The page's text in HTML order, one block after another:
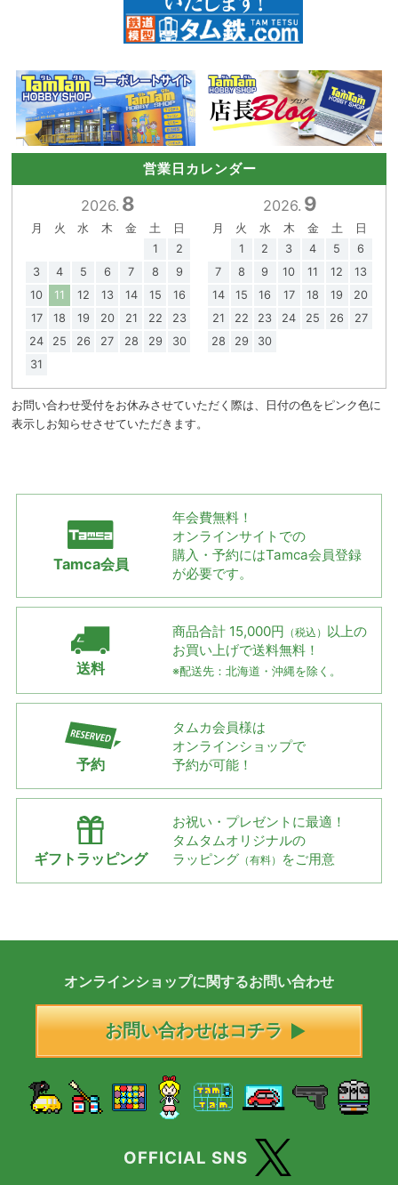
営業日カレンダー
2026. 8
月 火 水 木 金 土
日
1
2
3
4 5 6 7 8
9
10
11 12 13 14 15
16
17
18 19 20 21 22
23
24
25 26 27 28 29
30
31
2026. 9
月 火 水 木 金 土
日
1
2 3 4 5
6
7
8 9 10 11 12
13
14
15 16 17 18 19
20
21
22 23 24 25 26
27
28
29 30
お問い合わせ受付をお休みさせていただく際は、日付の色をピンク色に
表示しお知らせさせていただきます。
Tamca会員
年会費無料！
オンラインサイトでの
購入・予約にはTamca会員登録
が必要です。
送料
商品合計 15,000円 （税込） 以上の
お買い上げで送料無料！
※配送先：北海道・沖縄を除く。
予約
タムカ会員様は
オンラインショップで
予約が可能！
ギフトラッピング
お祝い・プレゼントに最適！
タムタムオリジナルの
ラッピング （有料） をご用意
オンラインショップに関するお問い合わせ
お問い合わせはコチラ
OFFICIAL SNS